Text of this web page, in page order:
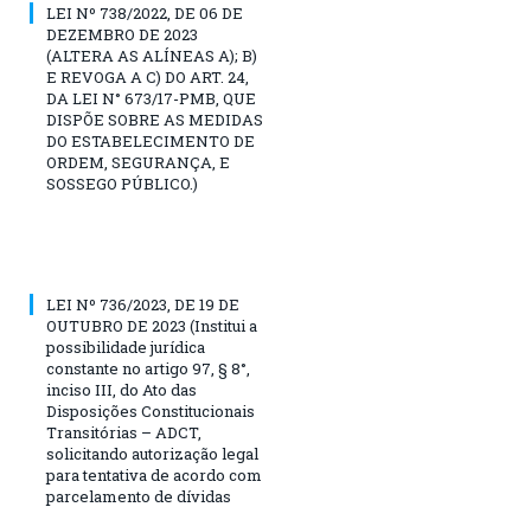
LEI Nº 738/2022, DE 06 DE
DEZEMBRO DE 2023
(ALTERA AS ALÍNEAS A); B)
E REVOGA A C) DO ART. 24,
DA LEI N° 673/17-PMB, QUE
DISPÕE SOBRE AS MEDIDAS
DO ESTABELECIMENTO DE
ORDEM, SEGURANÇA, E
SOSSEGO PÚBLICO.)
LEI Nº 736/2023, DE 19 DE
OUTUBRO DE 2023 (Institui a
possibilidade jurídica
constante no artigo 97, § 8°,
inciso III, do Ato das
Disposições Constitucionais
Transitórias – ADCT,
solicitando autorização legal
para tentativa de acordo com
parcelamento de dívidas